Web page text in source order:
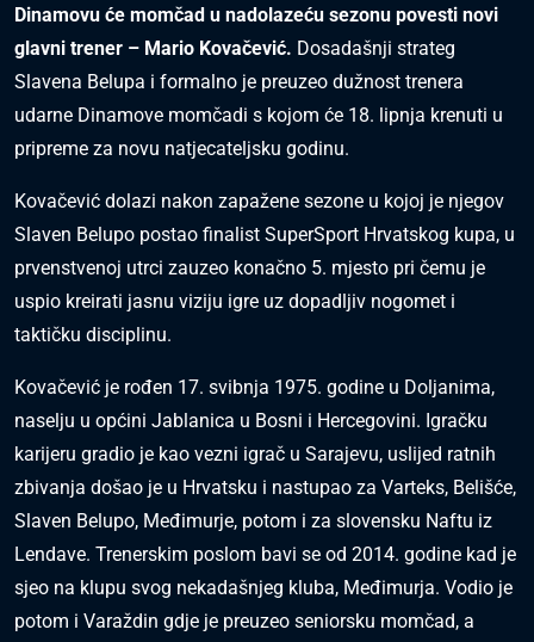
Dinamovu će momčad u nadolazeću sezonu povesti novi
glavni trener – Mario Kovačević. Dosadašnji strateg
Slavena Belupa i formalno je preuzeo dužnost trenera
udarne Dinamove momčadi s kojom će 18. lipnja krenuti u
pripreme za novu natjecateljsku godinu.
Kovačević dolazi nakon zapažene sezone u kojoj je njegov
Slaven Belupo postao finalist SuperSport Hrvatskog kupa, u
prvenstvenoj utrci zauzeo konačno 5. mjesto pri čemu je
uspio kreirati jasnu viziju igre uz dopadljiv nogomet i
taktičku disciplinu.
Kovačević je rođen 17. svibnja 1975. godine u Doljanima,
naselju u općini Jablanica u Bosni i Hercegovini. Igračku
karijeru gradio je kao vezni igrač u Sarajevu, uslijed ratnih
zbivanja došao je u Hrvatsku i nastupao za Varteks, Belišće,
Slaven Belupo, Međimurje, potom i za slovensku Naftu iz
Lendave. Trenerskim poslom bavi se od 2014. godine kad je
sjeo na klupu svog nekadašnjeg kluba, Međimurja. Vodio je
potom i Varaždin gdje je preuzeo seniorsku momčad, a